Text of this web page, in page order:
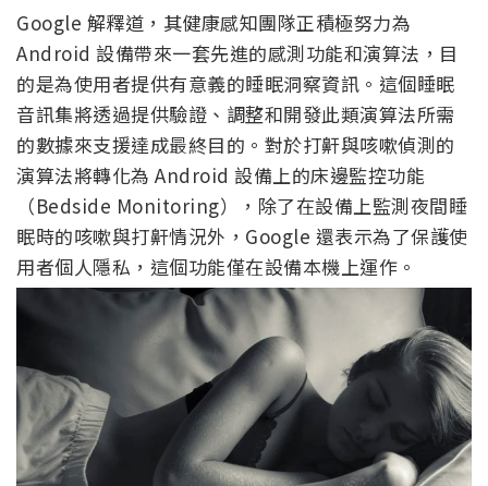
Google 解釋道，其健康感知團隊正積極努力為
Android 設備帶來一套先進的感測功能和演算法，目
的是為使用者提供有意義的睡眠洞察資訊。這個睡眠
音訊集將透過提供驗證、調整和開發此類演算法所需
的數據來支援達成最終目的。對於打鼾與咳嗽偵測的
演算法將轉化為 Android 設備上的床邊監控功能
（Bedside Monitoring），除了在設備上監測夜間睡
眠時的咳嗽與打鼾情況外，Google 還表示為了保護使
用者個人隱私，這個功能僅在設備本機上運作。